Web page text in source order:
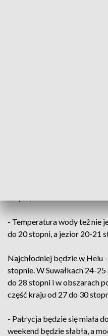
- Temperatura wody też nie
do 20 stopni, a jezior 20-21
Najchłodniej będzie w Helu
stopnie. W Suwałkach 24-
do 28 stopni i w obszarach
część kraju od 27 do 30
- Patrycja będzie się miała
weekend będzie słabła, a